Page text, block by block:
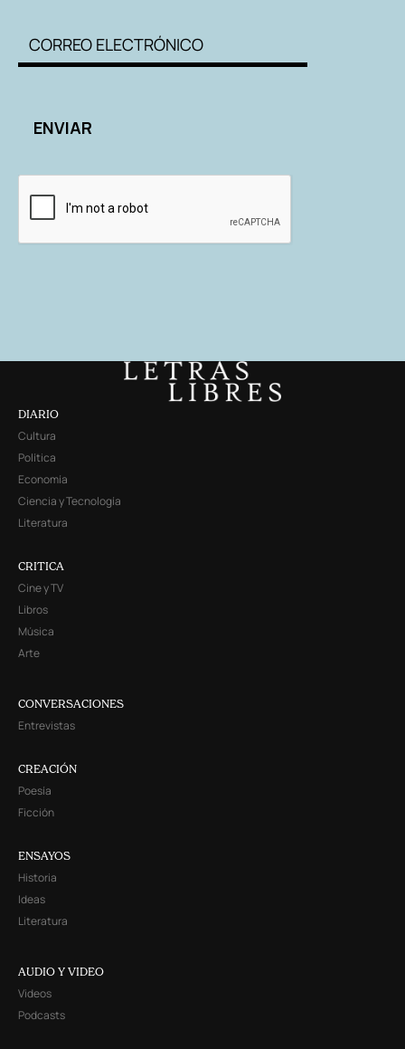
DIARIO
Cultura
Política
Economía
Ciencia y Tecnología
Literatura
CRITICA
Cine y TV
Libros
Música
Arte
CONVERSACIONES
Entrevistas
CREACIÓN
Poesía
Ficción
ENSAYOS
Historia
Ideas
Literatura
AUDIO Y VIDEO
Videos
Podcasts